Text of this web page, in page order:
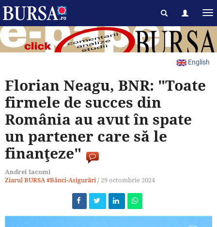
English
Florian Neagu, BNR: "Toate
firmele de succes din
România au avut în spate
un partener care să le
finanţeze"
Andrei Iacomi
Ziarul BURSA#Bănci-Asigurări/29 octombrie 2024